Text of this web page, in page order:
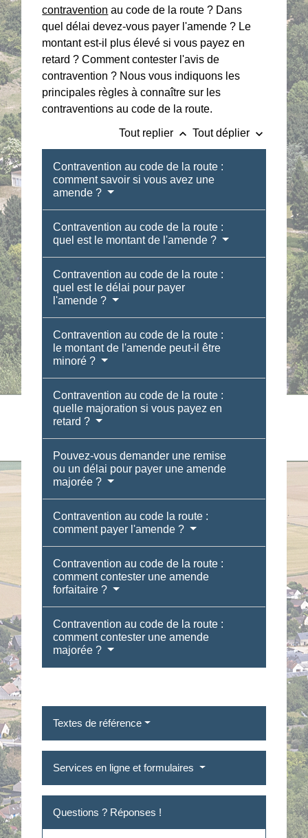
contravention au code de la route ? Dans
quel délai devez-vous payer l'amende ? Le
montant est-il plus élevé si vous payez en
retard ? Comment contester l'avis de
contravention ? Nous vous indiquons les
principales règles à connaître sur les
contraventions au code de la route.
Tout replier keyboard_arrow_up Tout déplier keyboard_arrow_down
Contravention au code de la route :
comment savoir si vous avez une
amende ?
Contravention au code de la route :
quel est le montant de l'amende ?
Contravention au code de la route :
quel est le délai pour payer
l'amende ?
Contravention au code de la route :
le montant de l'amende peut-il être
minoré ?
Contravention au code de la route :
quelle majoration si vous payez en
retard ?
Pouvez-vous demander une remise
ou un délai pour payer une amende
majorée ?
Contravention au code la route :
comment payer l'amende ?
Contravention au code de la route :
comment contester une amende
forfaitaire ?
Contravention au code de la route :
comment contester une amende
majorée ?
Textes de référence
Services en ligne et formulaires
Questions ? Réponses !